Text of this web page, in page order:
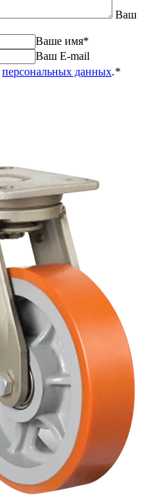
Ваш
Ваше имя*
Ваш E-mail
персональных данных.*